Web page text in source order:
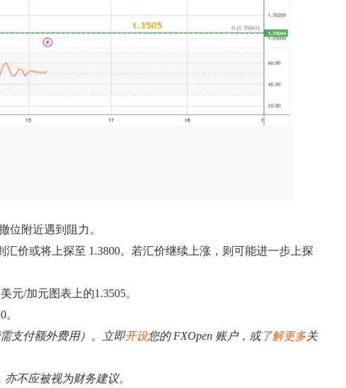
位附近遇到阻力。
价或将上探至 1.3800。若汇价继续上涨，则可能进一步上探
元/加元图表上的1.3505。
支付额外费用）。立即开设您的 FXOpen 账户，或了解更多关
不应被视为财务建议。